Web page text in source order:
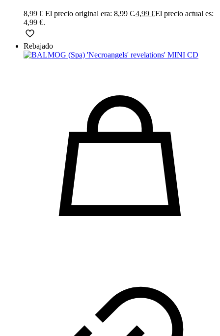
8,99€ El precio original era: 8,99 €.4,99 €El precio actual es:
4,99 €.
Rebajado